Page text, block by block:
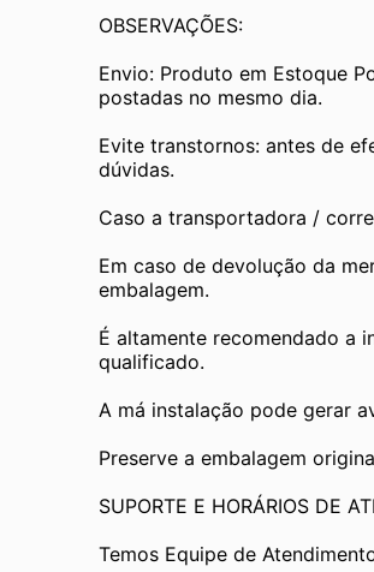
OBSERVAÇÕES:
Envio: Produto em Estoque
postadas no mesmo dia.
Evite transtornos: antes de
dúvidas.
Caso a transportadora /
Em caso de devolução da
embalagem.
É altamente recomendado a
qualificado.
A má instalação pode gerar
Preserve a embalagem
SUPORTE E HORÁRIOS DE
Temos Equipe de